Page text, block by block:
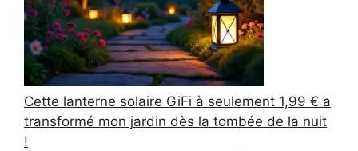
Cette lanterne solaire GiFi à seulement 1,99 € a
transformé mon jardin dès la tombée de la nuit
!